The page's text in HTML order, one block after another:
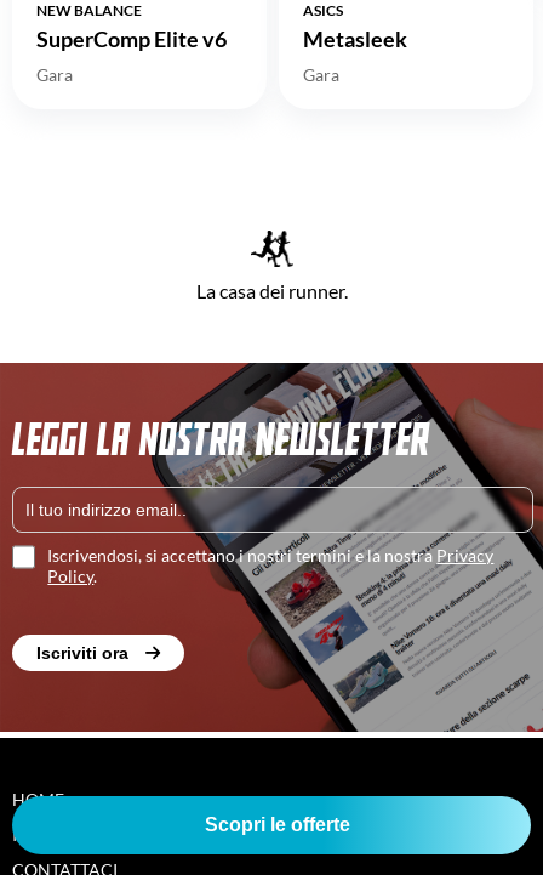
Scopri le offerte
NEW BALANCE
SuperComp Elite v6
Gara
ASICS
Metasleek
Gara
La casa dei runner.
LEGGI LA NOSTRA NEWSLETTER
Iscrivendosi, si accettano i nostri termini e la nostraPrivacy
Policy.
Iscriviti ora
HOME
I NOSTRI AUTORI
CONTATTACI